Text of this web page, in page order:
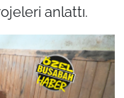
anlattı.